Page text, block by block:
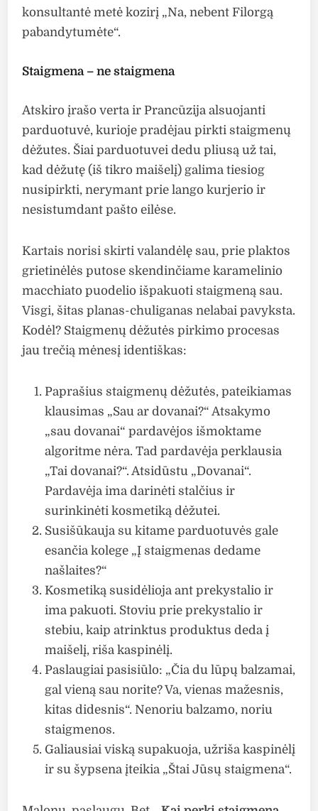
konsultantė metė kozirį „Na, nebent Filorgą
pabandytumėte“.
Staigmena – ne staigmena
Atskiro įrašo verta ir Prancūzija alsuojanti
parduotuvė, kurioje pradėjau pirkti staigmenų
dėžutes. Šiai parduotuvei dedu pliusą už tai,
kad dėžutę (iš tikro maišelį) galima tiesiog
nusipirkti, nerymant prie lango kurjerio ir
nesistumdant pašto eilėse.
Kartais norisi skirti valandėlę sau, prie plaktos
grietinėlės putose skendinčiame karamelinio
macchiato puodelio išpakuoti staigmeną sau.
Visgi, šitas planas-chuliganas nelabai pavyksta.
Kodėl? Staigmenų dėžutės pirkimo procesas
jau trečią mėnesį identiškas:
Paprašius staigmenų dėžutės, pateikiamas
klausimas „Sau ar dovanai?“ Atsakymo
„sau dovanai“ pardavėjos išmoktame
algoritme nėra. Tad pardavėja perklausia
„Tai dovanai?“. Atsidūstu „Dovanai“.
Pardavėja ima darinėti stalčius ir
surinkinėti kosmetiką dėžutei.
Susišūkauja su kitame parduotuvės gale
esančia kolege „Į staigmenas dedame
našlaites?“
Kosmetiką susidėlioja ant prekystalio ir
ima pakuoti. Stoviu prie prekystalio ir
stebiu, kaip atrinktus produktus deda į
maišelį, riša kaspinėlį.
Paslaugiai pasisiūlo: „Čia du lūpų balzamai,
gal vieną sau norite? Va, vienas mažesnis,
kitas didesnis“. Nenoriu balzamo, noriu
staigmenos.
Galiausiai viską supakuoja, užriša kaspinėlį
ir su šypsena įteikia „Štai Jūsų staigmena“.